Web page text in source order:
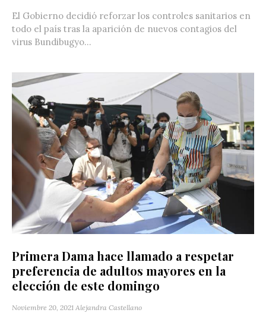
El Gobierno decidió reforzar los controles sanitarios en
todo el país tras la aparición de nuevos contagios del
virus Bundibugyo...
Primera Dama hace llamado a respetar
preferencia de adultos mayores en la
elección de este domingo
Noviembre 20, 2021 Alejandra Castellano